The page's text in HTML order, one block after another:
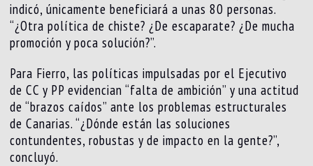
indicó, únicamente beneficiará a unas 80 personas.
“¿Otra política de chiste? ¿De escaparate? ¿De mucha
promoción y poca solución?”.
Para Fierro, las políticas impulsadas por el Ejecutivo
de CC y PP evidencian “falta de ambición” y una actitud
de “brazos caídos” ante los problemas estructurales
de Canarias. “¿Dónde están las soluciones
contundentes, robustas y de impacto en la gente?”,
concluyó.